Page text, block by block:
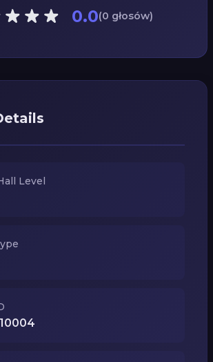
0.0(0 głosów)
Level